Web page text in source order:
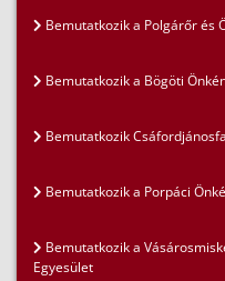
Bemutatkozik a Polgárőr és
Bemutatkozik a Bögöti
Bemutatkozik
Bemutatkozik a Porpáci
Bemutatkozik a
Egyesület